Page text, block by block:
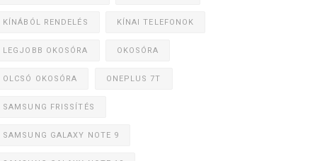
KÍNÁBÓL RENDELÉS KÍNAI TELEFONOK
LEGJOBB OKOSÓRA OKOSÓRA
OLCSÓ OKOSÓRA ONEPLUS 7T
SAMSUNG FRISSÍTÉS
SAMSUNG GALAXY NOTE 9